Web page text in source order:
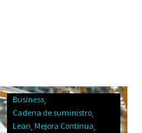
Business
Cadena de suministro
Lean Mejora Continua